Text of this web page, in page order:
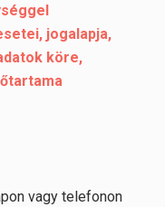
jogalapja,
köre,
vagy telefonon